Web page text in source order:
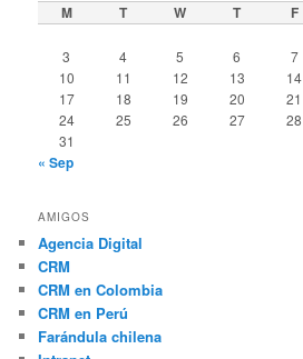
M T W T F
3
4 5 6 7
10
11 12 13 14
17
18 19 20 21
24
25 26 27 28
31
« Sep
AMIGOS
Agencia Digital
CRM
CRM en Colombia
CRM en Perú
Farándula chilena